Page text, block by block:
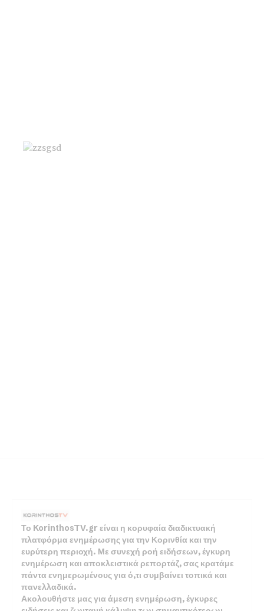
Το KorinthosTV.gr είναι η κορυφαία διαδικτυακή
πλατφόρμα ενημέρωσης για την Κορινθία και την
ευρύτερη περιοχή. Με συνεχή ροή ειδήσεων, έγκυρη
ενημέρωση και αποκλειστικά ρεπορτάζ, σας κρατάμε
πάντα ενημερωμένους για ό,τι συμβαίνει τοπικά και
πανελλαδικά.
Ακολουθήστε μας για άμεση ενημέρωση, έγκυρες